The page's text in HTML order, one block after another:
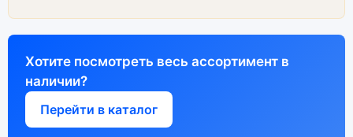
Хотите посмотреть весь ассортимент в
наличии?
Перейти в каталог